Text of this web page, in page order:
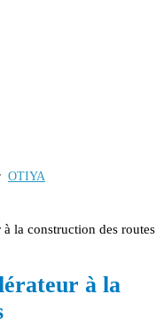
OTIYA
la construction des routes
à la